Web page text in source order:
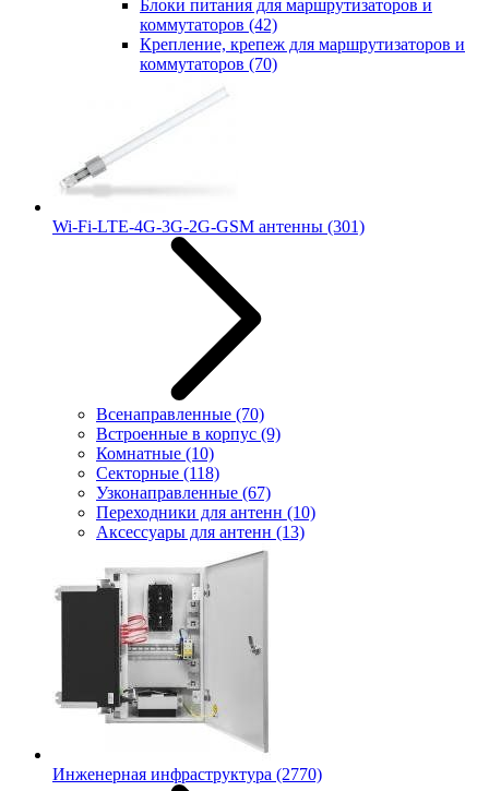
Блоки питания для маршрутизаторов и
коммутаторов (42)
Крепление, крепеж для маршрутизаторов и
коммутаторов (70)
Wi-Fi-LTE-4G-3G-2G-GSM антенны (301)
Всенаправленные (70)
Встроенные в корпус (9)
Комнатные (10)
Секторные (118)
Узконаправленные (67)
Переходники для антенн (10)
Аксессуары для антенн (13)
Инженерная инфраструктура (2770)